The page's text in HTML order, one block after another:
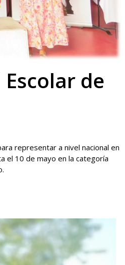
de
representar a nivel nacional en
el 10 de mayo en la categoría